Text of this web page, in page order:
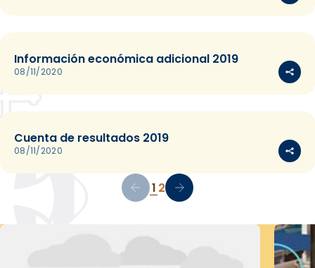
Información económica adicional 2019
08/11/2020
Cuenta de resultados 2019
08/11/2020
1 2